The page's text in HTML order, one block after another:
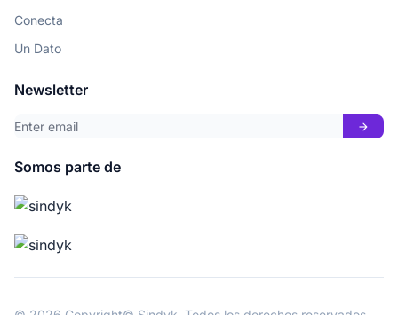
Conecta
Un Dato
Newsletter
arrow_forward
Somos parte de